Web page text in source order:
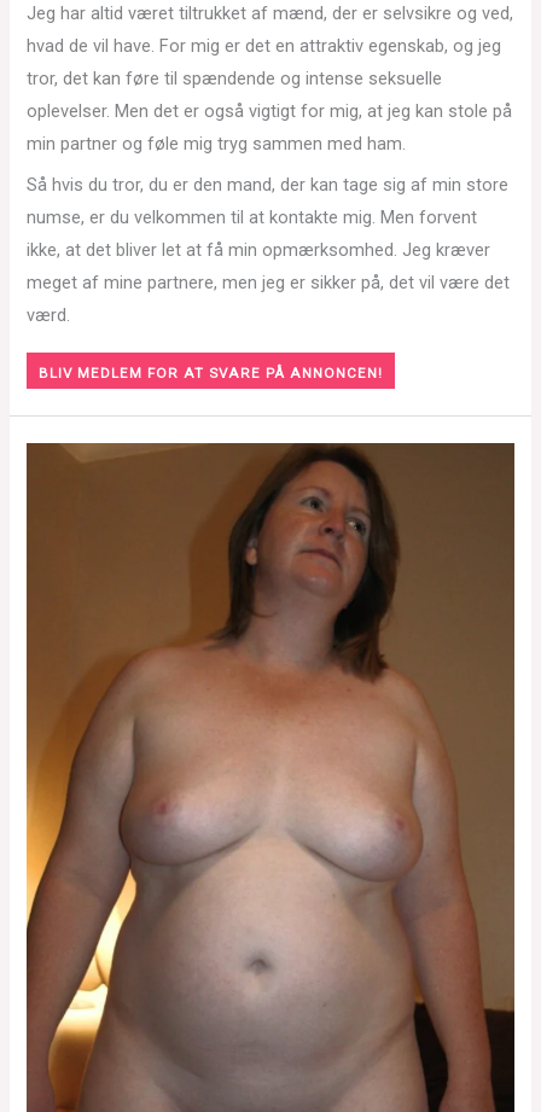
Jeg har altid været tiltrukket af mænd, der er selvsikre og ved,
hvad de vil have. For mig er det en attraktiv egenskab, og jeg
tror, det kan føre til spændende og intense seksuelle
oplevelser. Men det er også vigtigt for mig, at jeg kan stole på
min partner og føle mig tryg sammen med ham.
Så hvis du tror, du er den mand, der kan tage sig af min store
numse, er du velkommen til at kontakte mig. Men forvent
ikke, at det bliver let at få min opmærksomhed. Jeg kræver
meget af mine partnere, men jeg er sikker på, det vil være det
værd.
BLIV MEDLEM FOR AT SVARE PÅ ANNONCEN!